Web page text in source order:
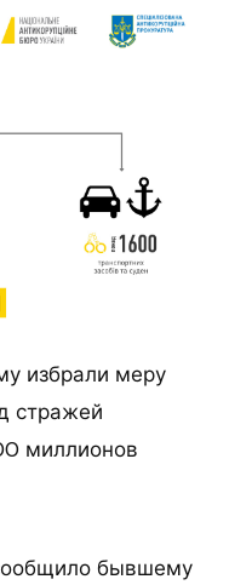
избрали меру
стражей
миллионов
бывшему